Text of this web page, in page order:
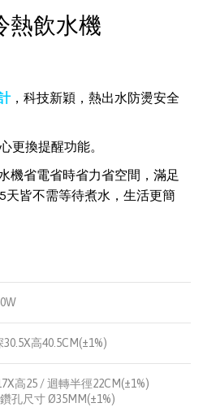
熱飲水機
，科技新穎，熱出水防燙安全
更換提醒功能。
機省電省時省力省空間，滿足
天皆不需等待煮水，生活更簡
30.5X高40.5CM(±1%)
高25 / 迴轉半徑22CM(±1%)
孔尺寸 Ø35MM(±1%)